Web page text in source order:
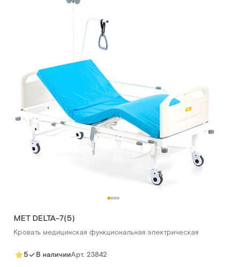
МЕТ DELTA-7(5)
Кровать медицинская функциональная электрическая
5 В наличииАрт. 23842